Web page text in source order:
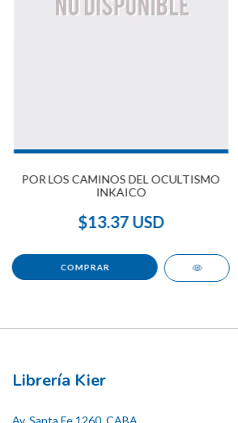
POR LOS CAMINOS DEL OCULTISMO
INKAICO
$13.37 USD
Librería Kier